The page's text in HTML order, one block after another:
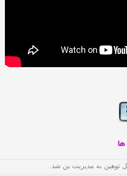
توهین به مدیریت بن شد.